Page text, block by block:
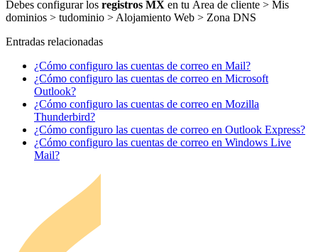
Debes configurar los registros MX en tu Área de cliente > Mis
dominios > tudominio > Alojamiento Web > Zona DNS
Entradas relacionadas
¿Cómo configuro las cuentas de correo en Mail?
¿Cómo configuro las cuentas de correo en Microsoft
Outlook?
¿Cómo configuro las cuentas de correo en Mozilla
Thunderbird?
¿Cómo configuro las cuentas de correo en Outlook Express?
¿Cómo configuro las cuentas de correo en Windows Live
Mail?